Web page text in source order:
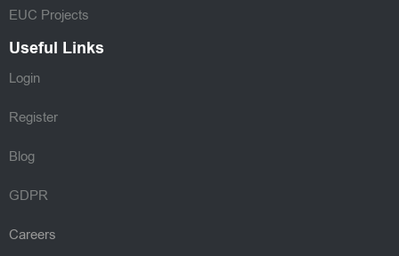
EUC Projects
Useful Links
Login
Register
Blog
GDPR
Careers